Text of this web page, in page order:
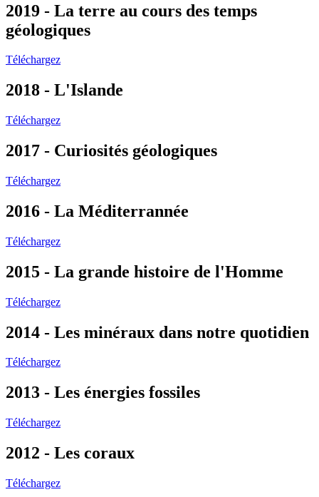
2019 - La terre au cours des temps
géologiques
Téléchargez
2018 - L'Islande
Téléchargez
2017 - Curiosités géologiques
Téléchargez
2016 - La Méditerrannée
Téléchargez
2015 - La grande histoire de l'Homme
Téléchargez
2014 - Les minéraux dans notre quotidien
Téléchargez
2013 - Les énergies fossiles
Téléchargez
2012 - Les coraux
Téléchargez